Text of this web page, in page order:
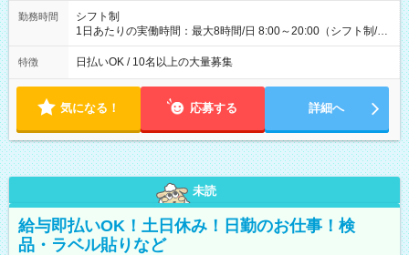
勤務時間
シフト制
1日あたりの実働時間：最大8時間/日 8:00～20:00（シフト制/実
働8時間） ※週5日勤務（場所次第では週4も有り） ※配達状況
によって時間外での勤務可能性有り ※案件により多少の前後あ
特徴 日払いOK / 10名以上の大量募集
気になる！ 応募する 詳細へ
未読
給与即払いOK！土日休み！日勤のお仕事！検
品・ラベル貼りなど